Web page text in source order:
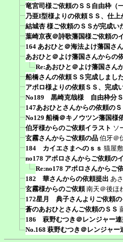
竜宮司様ご依頼のＳＳ自由枠（
乃亜I型様よりの依頼ＳＳ、仕上
結城杏 様ご依頼のＳＳが完成い
葉崎京夜＠詩歌藩国様ご依頼の
164 あおひと＠海法よけ藩国さ
あおひと＠よけ藩国さんからの
Re:あおひと＠よけ藩国さん
船橋さんの依頼ＳＳ完成しまし
アポロ様よりの依頼ＳＳ、完成
No189 黒崎克哉様 自由枠分
147あおひとさんからの依頼の
No129 船橋＠キノウツン藩国様
伯牙様からのご依頼イラスト ソ
玄霧さんからご依頼の品 伯牙＠
184 カイエさまへのｓｓ 猫屋
no178 アポロさんからご依頼の
Re:no178 アポロさんからご
182 華さんからの依頼提出 あ
玄霧様からのご依頼 南天＠後ほ
172星月 典子さんよりご依頼の
蒼のあおひとさんご依頼のＳＳ
186 萩野むつき＠レンジャー連
No.168 萩野むつき＠レンジャー